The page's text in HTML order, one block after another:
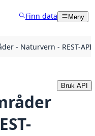
Finn data Meny
- Naturvern - REST-API
Bruk API